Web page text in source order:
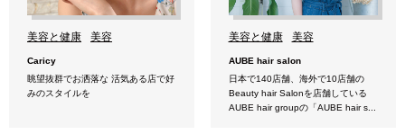
美容と健康 美容
Caricy
眺望抜群でお洒落な 活気ある店で好
みのスタイルを
美容と健康 美容
AUBE hair salon
日本で140店舗、海外で10店舗の
Beauty hair Salonを店舗している
AUBE hair groupの「AUBE hair s...